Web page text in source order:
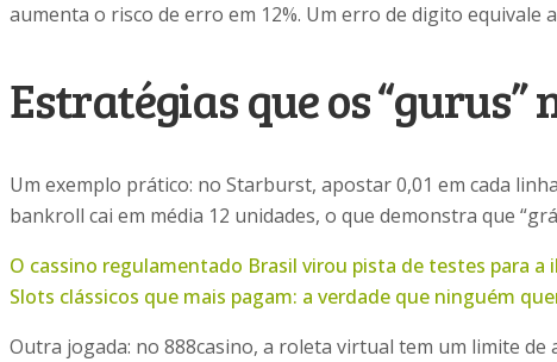
aumenta o risco de erro em 12%. Um erro de digito
Estratégias que os “gurus”
Um exemplo prático: no Starburst, apostar 0,01 em cada
bankroll cai em média 12 unidades, o que demonstra que
O cassino regulamentado Brasil virou pista de testes para a
Slots clássicos que mais pagam: a verdade que ninguém
Outra jogada: no 888casino, a roleta virtual tem um limite de